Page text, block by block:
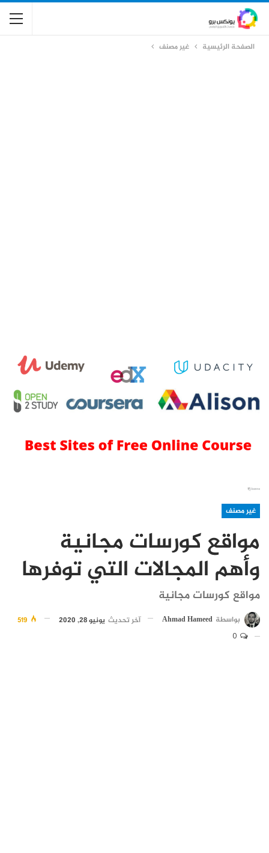
الصفحة الرئيسية غير مصنف
غير مصنف
مواقع كورسات مجانية
وأهم المجالات التي توفرها
مواقع كورسات مجانية
بواسطة Ahmad Hameed آخر تحديث يونيو 28, 2020